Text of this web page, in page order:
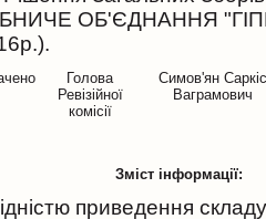
ОБ'ЄДНАННЯ
Голова
Ревізійної
комісії
Симов'ян Саркіс
Ваграмович
Зміст інформації:
приведення